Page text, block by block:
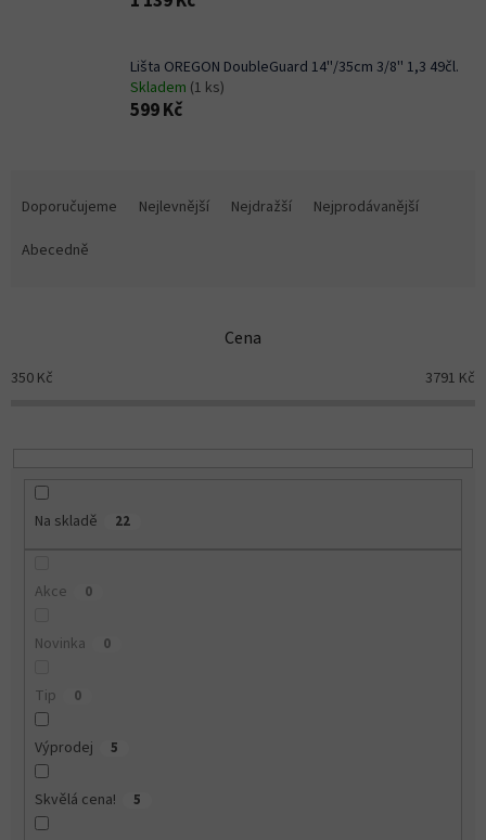
Lišta OREGON DoubleGuard 14''/35cm 3/8'' 1,3 49čl.
Skladem (1 ks)
599 Kč
o
Doporučujeme Nejlevnější Nejdražší
Nejprodávanější
Abecedně
Cena
350 Kč 3791 Kč
Na skladě 22
Akce 0
Novinka 0
Tip 0
Výprodej 5
Skvělá cena! 5